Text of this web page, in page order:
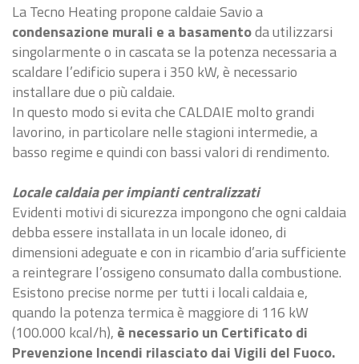
La Tecno Heating propone caldaie Savio a
condensazione murali e a basamentoda utilizzarsi
singolarmente o in cascata se la potenza necessaria a
scaldare l’edificio supera i 350 kW, è necessario
installare due o più caldaie.
In questo modo si evita che CALDAIE molto grandi
lavorino, in particolare nelle stagioni intermedie, a
basso regime e quindi con bassi valori di rendimento.
Locale caldaia per impianti centralizzati
Evidenti motivi di sicurezza impongono che ogni caldaia
debba essere installata in un locale idoneo, di
dimensioni adeguate e con in ricambio d’aria sufficiente
a reintegrare l’ossigeno consumato dalla combustione.
Esistono precise norme per tutti i locali caldaia e,
quando la potenza termica è maggiore di 116 kW
(100.000 kcal/h), è necessario un Certificato di
Prevenzione Incendi rilasciato dai Vigili del Fuoco.